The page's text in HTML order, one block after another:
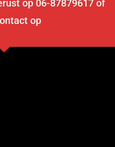
op 06-87879617 of
op